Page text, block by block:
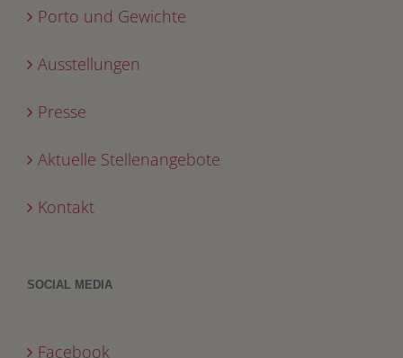
Porto und Gewichte
Ausstellungen
Presse
Aktuelle Stellenangebote
Kontakt
SOCIAL MEDIA
Facebook